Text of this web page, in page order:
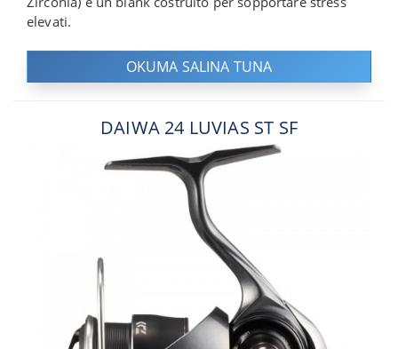
elevati.
OKUMA SALINA TUNA
DAIWA 24 LUVIAS ST SF